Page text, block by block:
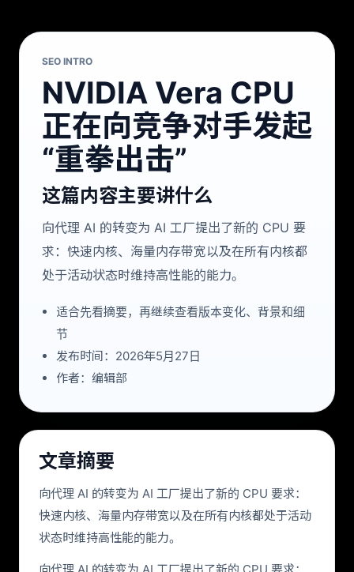
SEO INTRO
NVIDIA Vera CPU
正在向竞争对手发起
“重拳出击”
这篇内容主要讲什么
向代理 AI 的转变为 AI 工厂提出了新的 CPU 要
求：快速内核、海量内存带宽以及在所有内核都
处于活动状态时维持高性能的能力。
适合先看摘要，再继续查看版本变化、背景和细
节
发布时间：2026年5月27日
作者：编辑部
文章摘要
向代理 AI 的转变为 AI 工厂提出了新的 CPU 要求：
快速内核、海量内存带宽以及在所有内核都处于活动
状态时维持高性能的能力。